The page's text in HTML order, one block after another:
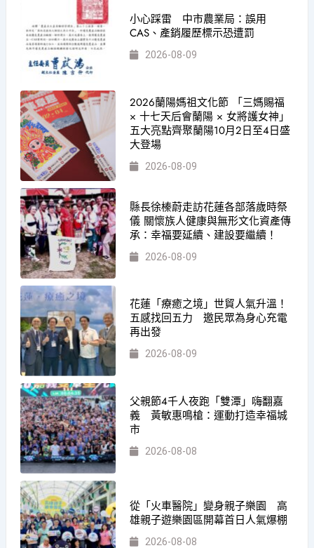
小心踩雷 中市農業局：誤用
CAS、產銷履歷標示恐遭罰
2026-08-09
2026蘭陽媽祖文化節 「三媽賜福
× 十七天后會蘭陽 × 女將護女神」
五大亮點齊聚蘭陽10月2日至4日盛
大登場
2026-08-09
縣長徐榛蔚走訪花蓮各部落歲時祭
儀 關懷族人健康與無形文化資產傳
承：幸福要延續、建設要繼續！
2026-08-09
花蓮「療癒之境」世貿人氣升溫！
五感找回五力 邀民眾為身心充電
再出發
2026-08-09
父親節4千人夜跑「雙潭」嗨翻嘉
義 黃敏惠鳴槍：運動打造幸福城
市
2026-08-08
從「火車醫院」變身親子樂園 高
雄親子遊樂園區開幕首日人氣爆棚
2026-08-08